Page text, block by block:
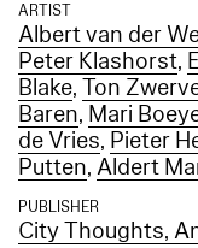
ARTIST
Albert van der
Peter Klashorst,
Blake,Ton
Baren, Mari
de Vries, Pieter
Putten,Aldert
PUBLISHER
City Thoughts,